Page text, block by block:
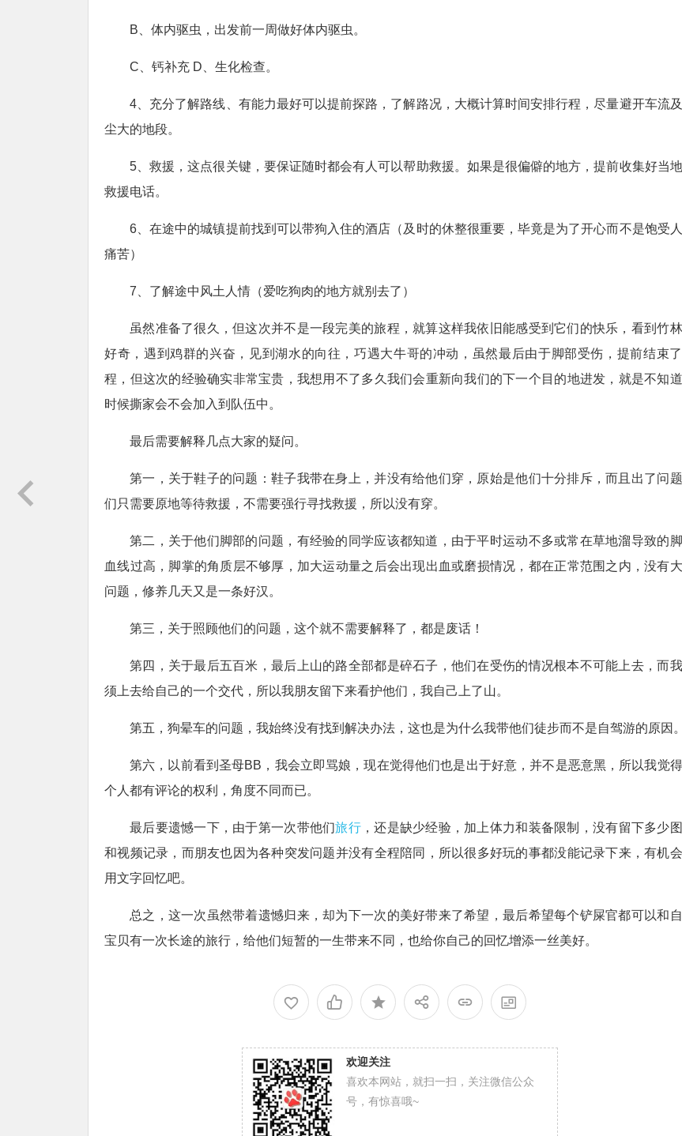
B、体内驱虫，出发前一周做好体内驱虫。
C、钙补充 D、生化检查。
4、充分了解路线、有能力最好可以提前探路，了解路况，大概计算时间安排行程，尽量避开车流
尘大的地段。
5、救援，这点很关键，要保证随时都会有人可以帮助救援。如果是很偏僻的地方，提前收集好当
救援电话。
6、在途中的城镇提前找到可以带狗入住的酒店（及时的休整很重要，毕竟是为了开心而不是饱受
痛苦）
7、了解途中风土人情（爱吃狗肉的地方就别去了）
虽然准备了很久，但这次并不是一段完美的旅程，就算这样我依旧能感受到它们的快乐，看到竹
好奇，遇到鸡群的兴奋，见到湖水的向往，巧遇大牛哥的冲动，虽然最后由于脚部受伤，提前结束
程，但这次的经验确实非常宝贵，我想用不了多久我们会重新向我们的下一个目的地进发，就是不知
时候撕家会不会加入到队伍中。
最后需要解释几点大家的疑问。
第一，关于鞋子的问题：鞋子我带在身上，并没有给他们穿，原始是他们十分排斥，而且出了问
们只需要原地等待救援，不需要强行寻找救援，所以没有穿。
第二，关于他们脚部的问题，有经验的同学应该都知道，由于平时运动不多或常在草地溜导致的
血线过高，脚掌的角质层不够厚，加大运动量之后会出现出血或磨损情况，都在正常范围之内，没有
问题，修养几天又是一条好汉。
第三，关于照顾他们的问题，这个就不需要解释了，都是废话！
第四，关于最后五百米，最后上山的路全部都是碎石子，他们在受伤的情况根本不可能上去，而
须上去给自己的一个交代，所以我朋友留下来看护他们，我自己上了山。
第五，狗晕车的问题，我始终没有找到解决办法，这也是为什么我带他们徒步而不是自驾游的原因。
第六，以前看到圣母BB，我会立即骂娘，现在觉得他们也是出于好意，并不是恶意黑，所以我觉
个人都有评论的权利，角度不同而已。
最后要遗憾一下，由于第一次带他们旅行，还是缺少经验，加上体力和装备限制，没有留下多少
和视频记录，而朋友也因为各种突发问题并没有全程陪同，所以很多好玩的事都没能记录下来，有机
用文字回忆吧。
总之，这一次虽然带着遗憾归来，却为下一次的美好带来了希望，最后希望每个铲屎官都可以和
宝贝有一次长途的旅行，给他们短暂的一生带来不同，也给你自己的回忆增添一丝美好。
欢迎关注
喜欢本网站，就扫一扫，关注微信公众
号，有惊喜哦~